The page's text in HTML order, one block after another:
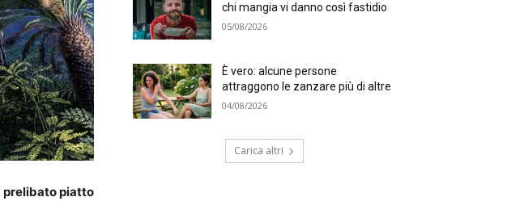
prelibato piatto
chi mangia vi danno così fastidio
05/08/2026
È vero: alcune persone
attraggono le zanzare più di altre
04/08/2026
Carica altri